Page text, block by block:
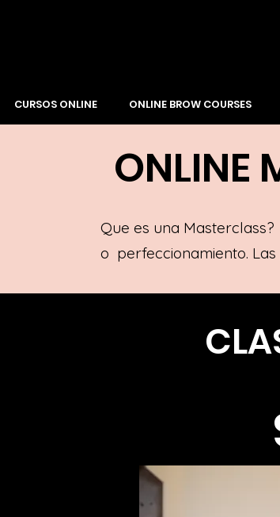
CURSOS ONLINE ONLINE BROW COURSES
ONLINE
Que es una
o perfeccionamiento.